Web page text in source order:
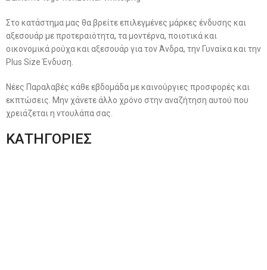
Στο κατάστημα μας θα βρείτε επιλεγμένες μάρκες ένδυσης και
αξεσουάρ με προτεραιότητα, τα μοντέρνα, ποιοτικά και
οικονομικά ρούχα και αξεσουάρ για τον Άνδρα, την Γυναίκα και την
Plus Size Ένδυση.
Νέες Παραλαβές κάθε εβδομάδα με καινούργιες προσφορές και
εκπτώσεις. Μην χάνετε άλλο χρόνο στην αναζήτηση αυτού που
χρειάζεται η ντουλάπα σας.
ΚΑΤΗΓΟΡΙΕΣ